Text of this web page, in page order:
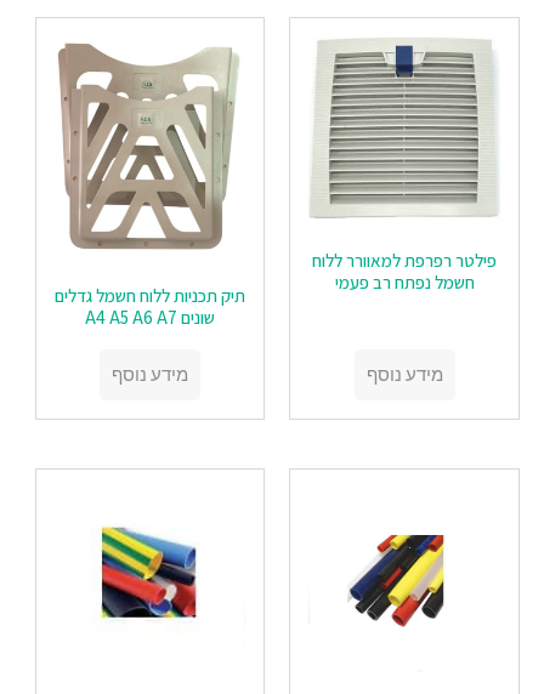
פילטר רפרפת למאוורר ללוח
חשמל נפתח רב פעמי
מידע נוסף
תיק תכניות ללוח חשמל גדלים
שונים A4 A5 A6 A7
מידע נוסף